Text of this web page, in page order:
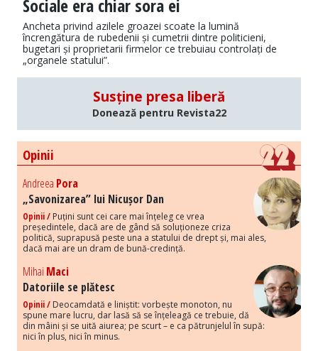
Sociale era chiar sora ei
Ancheta privind azilele groazei scoate la lumină
încrengătura de rubedenii și cumetrii dintre politicieni,
bugetari și proprietarii firmelor ce trebuiau controlați de
„organele statului”.
Susține presa liberă
Donează pentru Revista22
Opinii
Andreea Pora
„Savonizarea” lui Nicușor Dan
Opinii / Puțini sunt cei care mai înțeleg ce vrea
președintele, dacă are de gând să soluționeze criza
politică, suprapusă peste una a statului de drept și, mai ales,
dacă mai are un dram de bună-credință.
Mihai Maci
Datoriile se plătesc
Opinii / Deocamdată e liniștit: vorbește monoton, nu
spune mare lucru, dar lasă să se înțeleagă ce trebuie, dă
din mâini și se uită aiurea; pe scurt – e ca pătrunjelul în supă:
nici în plus, nici în minus.